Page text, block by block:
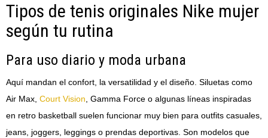
Tipos de tenis originales Nike mujer
según tu rutina
Para uso diario y moda urbana
Aquí mandan el confort, la versatilidad y el diseño. Siluetas como
Air Max, Court Vision , Gamma Force o algunas líneas inspiradas
en retro basketball suelen funcionar muy bien para outfits casuales,
jeans, joggers, leggings o prendas deportivas. Son modelos que